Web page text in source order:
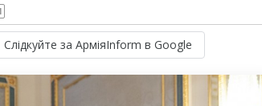
Слідкуйте за АрміяInform в Google